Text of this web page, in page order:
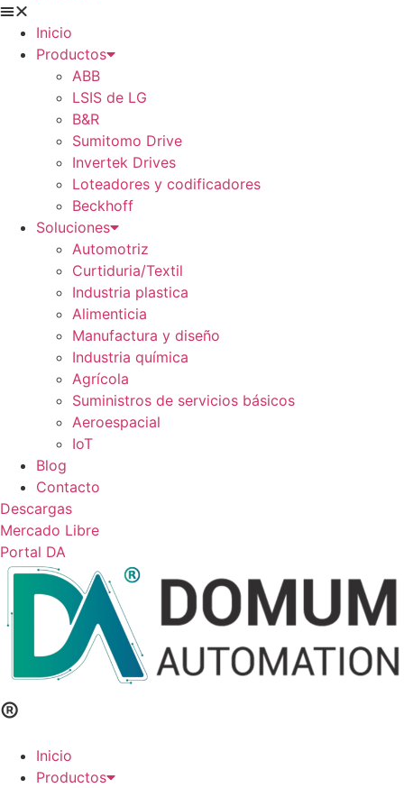
Inicio
Productos
ABB
LSIS de LG
B&R
Sumitomo Drive
Invertek Drives
Loteadores y codificadores
Beckhoff
Soluciones
Automotriz
Curtiduria/Textil
Industria plastica
Alimenticia
Manufactura y diseño
Industria química
Agrícola
Suministros de servicios básicos
Aeroespacial
IoT
Blog
Contacto
Descargas
Mercado Libre
Portal DA
®
Inicio
Productos